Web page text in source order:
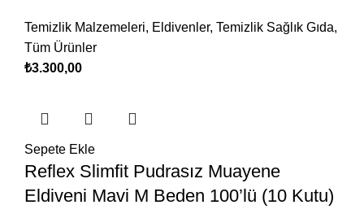
Temizlik Malzemeleri, Eldivenler, Temizlik Sağlık Gıda,
Tüm Ürünler
₺3.300,00
Sepete Ekle
Reflex Slimfit Pudrasız Muayene
Eldiveni Mavi M Beden 100’lü (10 Kutu)